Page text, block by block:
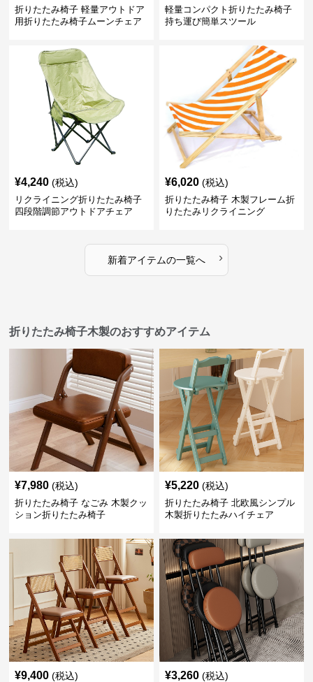
折りたたみ椅子 軽量アウトドア
用折りたたみ椅子ムーンチェア
軽量コンパクト折りたたみ椅子
持ち運び簡単スツール
¥4,240 (税込)
リクライニング折りたたみ椅子
四段階調節アウトドアチェア
¥6,020 (税込)
折りたたみ椅子 木製フレーム折
りたたみリクライニング
新着アイテムの一覧へ ›
折りたたみ椅子木製のおすすめアイテム
¥7,980 (税込)
折りたたみ椅子 なごみ 木製クッ
ション折りたたみ椅子
¥5,220 (税込)
折りたたみ椅子 北欧風シンプル
木製折りたたみハイチェア
¥9,400 (税込) ¥3,260 (税込)